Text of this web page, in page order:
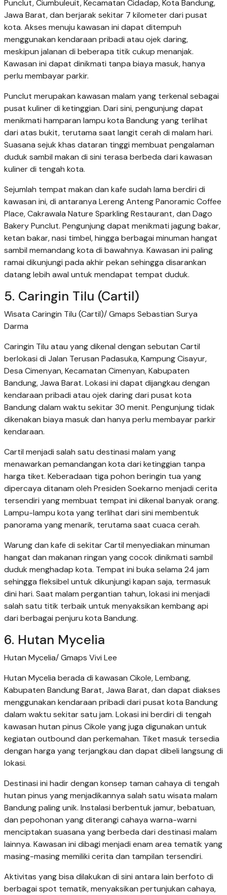
Punclut, Ciumbuleuit, Kecamatan Cidadap, Kota Bandung,
Jawa Barat, dan berjarak sekitar 7 kilometer dari pusat
kota. Akses menuju kawasan ini dapat ditempuh
menggunakan kendaraan pribadi atau ojek daring,
meskipun jalanan di beberapa titik cukup menanjak.
Kawasan ini dapat dinikmati tanpa biaya masuk, hanya
perlu membayar parkir.
Punclut merupakan kawasan malam yang terkenal sebagai
pusat kuliner di ketinggian. Dari sini, pengunjung dapat
menikmati hamparan lampu kota Bandung yang terlihat
dari atas bukit, terutama saat langit cerah di malam hari.
Suasana sejuk khas dataran tinggi membuat pengalaman
duduk sambil makan di sini terasa berbeda dari kawasan
kuliner di tengah kota.
Sejumlah tempat makan dan kafe sudah lama berdiri di
kawasan ini, di antaranya Lereng Anteng Panoramic Coffee
Place, Cakrawala Nature Sparkling Restaurant, dan Dago
Bakery Punclut. Pengunjung dapat menikmati jagung bakar,
ketan bakar, nasi timbel, hingga berbagai minuman hangat
sambil memandang kota di bawahnya. Kawasan ini paling
ramai dikunjungi pada akhir pekan sehingga disarankan
datang lebih awal untuk mendapat tempat duduk.
5. Caringin Tilu (Cartil)
Wisata Caringin Tilu (Cartil)/ Gmaps Sebastian Surya
Darma
Caringin Tilu atau yang dikenal dengan sebutan Cartil
berlokasi di Jalan Terusan Padasuka, Kampung Cisayur,
Desa Cimenyan, Kecamatan Cimenyan, Kabupaten
Bandung, Jawa Barat. Lokasi ini dapat dijangkau dengan
kendaraan pribadi atau ojek daring dari pusat kota
Bandung dalam waktu sekitar 30 menit. Pengunjung tidak
dikenakan biaya masuk dan hanya perlu membayar parkir
kendaraan.
Cartil menjadi salah satu destinasi malam yang
menawarkan pemandangan kota dari ketinggian tanpa
harga tiket. Keberadaan tiga pohon beringin tua yang
dipercaya ditanam oleh Presiden Soekarno menjadi cerita
tersendiri yang membuat tempat ini dikenal banyak orang.
Lampu-lampu kota yang terlihat dari sini membentuk
panorama yang menarik, terutama saat cuaca cerah.
Warung dan kafe di sekitar Cartil menyediakan minuman
hangat dan makanan ringan yang cocok dinikmati sambil
duduk menghadap kota. Tempat ini buka selama 24 jam
sehingga fleksibel untuk dikunjungi kapan saja, termasuk
dini hari. Saat malam pergantian tahun, lokasi ini menjadi
salah satu titik terbaik untuk menyaksikan kembang api
dari berbagai penjuru kota Bandung.
6. Hutan Mycelia
Hutan Mycelia/ Gmaps Vivi Lee
Hutan Mycelia berada di kawasan Cikole, Lembang,
Kabupaten Bandung Barat, Jawa Barat, dan dapat diakses
menggunakan kendaraan pribadi dari pusat kota Bandung
dalam waktu sekitar satu jam. Lokasi ini berdiri di tengah
kawasan hutan pinus Cikole yang juga digunakan untuk
kegiatan outbound dan perkemahan. Tiket masuk tersedia
dengan harga yang terjangkau dan dapat dibeli langsung di
lokasi.
Destinasi ini hadir dengan konsep taman cahaya di tengah
hutan pinus yang menjadikannya salah satu wisata malam
Bandung paling unik. Instalasi berbentuk jamur, bebatuan,
dan pepohonan yang diterangi cahaya warna-warni
menciptakan suasana yang berbeda dari destinasi malam
lainnya. Kawasan ini dibagi menjadi enam area tematik yang
masing-masing memiliki cerita dan tampilan tersendiri.
Aktivitas yang bisa dilakukan di sini antara lain berfoto di
berbagai spot tematik, menyaksikan pertunjukan cahaya,